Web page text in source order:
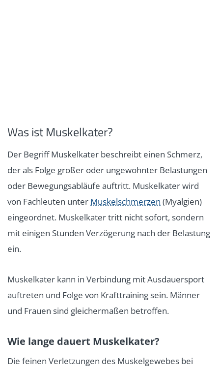
Was ist Muskelkater?
Der Begriff Muskelkater beschreibt einen Schmerz,
der als Folge großer oder ungewohnter Belastungen
oder Bewegungsabläufe auftritt. Muskelkater wird
von Fachleuten unter Muskelschmerzen (Myalgien)
eingeordnet. Muskelkater tritt nicht sofort, sondern
mit einigen Stunden Verzögerung nach der Belastung
ein.
Muskelkater kann in Verbindung mit Ausdauersport
auftreten und Folge von Krafttraining sein. Männer
und Frauen sind gleichermaßen betroffen.
Wie lange dauert Muskelkater?
Die feinen Verletzungen des Muskelgewebes bei